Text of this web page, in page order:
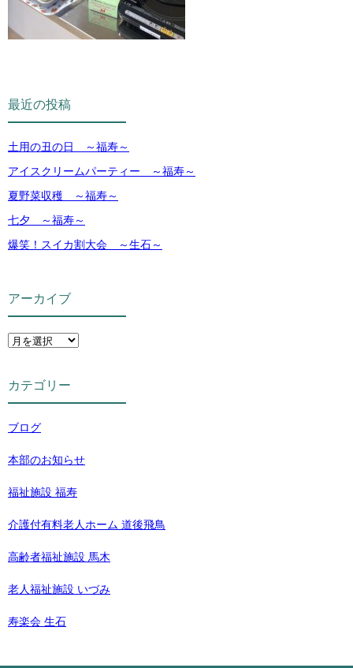
最近の投稿
土用の丑の日 ～福寿～
アイスクリームパーティー ～福寿～
夏野菜収穫 ～福寿～
七夕 ～福寿～
爆笑！スイカ割大会 ～生石～
アーカイブ
カテゴリー
ブログ
本部のお知らせ
福祉施設 福寿
介護付有料老人ホーム 道後飛鳥
高齢者福祉施設 馬木
老人福祉施設 いづみ
寿楽会 生石